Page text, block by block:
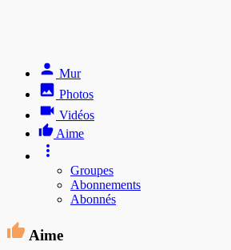
Mur
Photos
Vidéos
Aime
Groupes
Abonnements
Abonnés
Aime